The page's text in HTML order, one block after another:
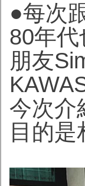
●每次
80年
朋友
今次介
目的是